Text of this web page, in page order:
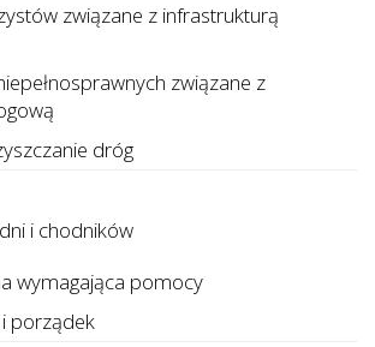
związane z infrastrukturą
związane z
dróg
i chodników
wymagająca pomocy
porządek